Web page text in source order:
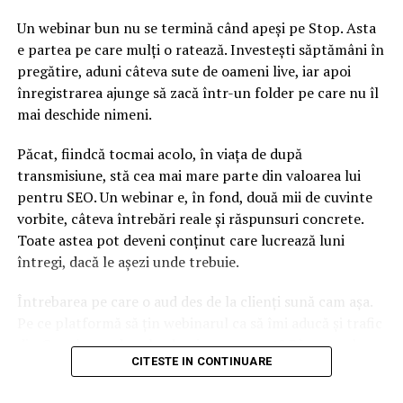
Un webinar bun nu se termină când apeși pe Stop. Asta
e partea pe care mulți o ratează. Investești săptămâni în
pregătire, aduni câteva sute de oameni live, iar apoi
înregistrarea ajunge să zacă într-un folder pe care nu îl
mai deschide nimeni.
Păcat, fiindcă tocmai acolo, în viața de după
transmisiune, stă cea mai mare parte din valoarea lui
pentru SEO. Un webinar e, în fond, două mii de cuvinte
vorbite, câteva întrebări reale și răspunsuri concrete.
Toate astea pot deveni conținut care lucrează luni
întregi, dacă le așezi unde trebuie.
Întrebarea pe care o aud des de la clienți sună cam așa.
din Google, nu doar lead-uri pe moment? Răspunsul
scurt e că platforma contează, dar nu în felul în care
CITESTE IN CONTINUARE